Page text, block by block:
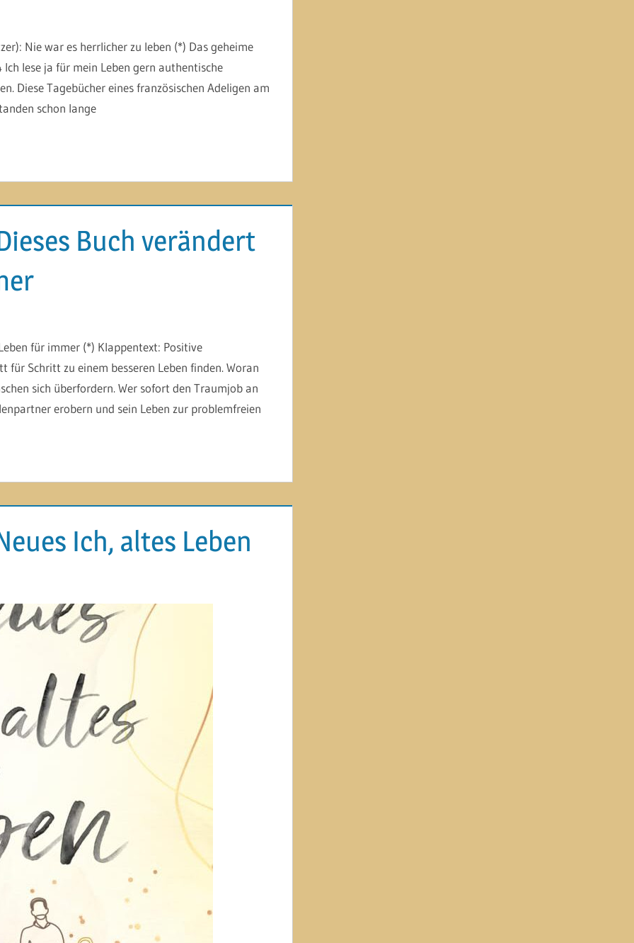
Nie war es herrlicher zu leben (*) Das geheime
lese ja für mein Leben gern authentische
Diese Tagebücher eines französischen Adeligen am
schon lange
Buch verändert
für immer (*) Klappentext: Positive
für Schritt zu einem besseren Leben finden. Woran
sich überfordern. Wer sofort den Traumjob an
erobern und sein Leben zur problemfreien
Ich, altes Leben